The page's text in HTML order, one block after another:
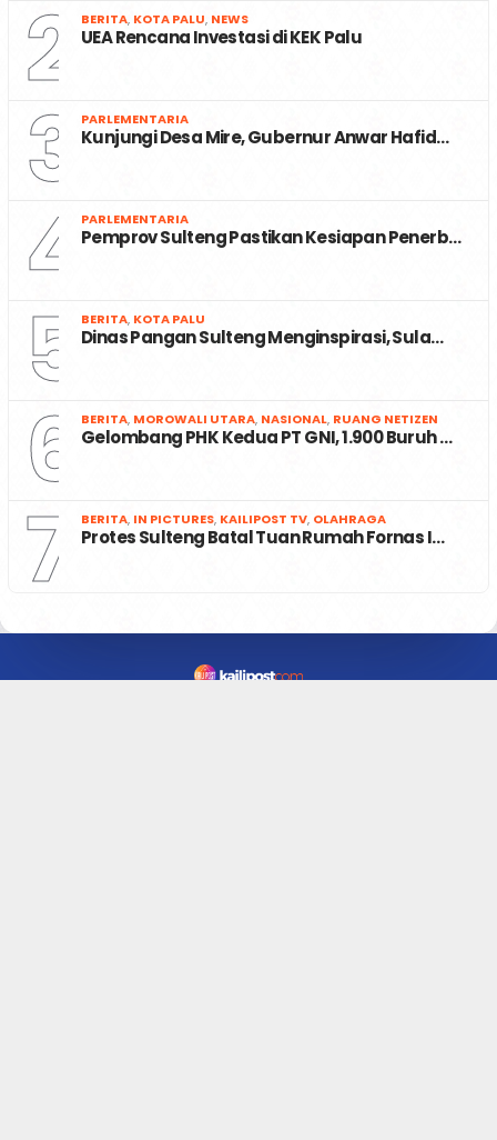
2 BERITA, KOTA PALU, NEWS
UEA Rencana Investasi di KEK Palu
3 PARLEMENTARIA
Kunjungi Desa Mire, Gubernur Anwar Hafid…
4 PARLEMENTARIA
Pemprov Sulteng Pastikan Kesiapan Penerb…
5 BERITA, KOTA PALU
Dinas Pangan Sulteng Menginspirasi, Sula…
6 BERITA, MOROWALI UTARA, NASIONAL, RUANG NETIZEN
Gelombang PHK Kedua PT GNI, 1.900 Buruh …
7 BERITA, IN PICTURES, KAILIPOST TV, OLAHRAGA
Protes Sulteng Batal Tuan Rumah Fornas I…